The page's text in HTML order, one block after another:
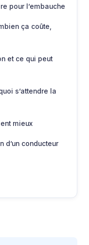
pour l’embauche
ça coûte,
et ce qui peut
s’attendre la
mieux
d’un conducteur